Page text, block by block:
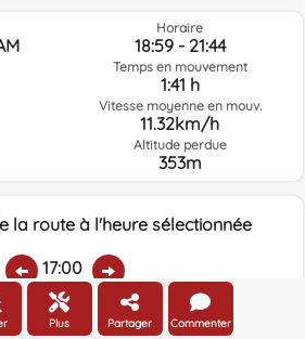
Horaire
18:59 - 21:44
Temps en mouvement
1:41 h
Vitesse moyenne en mouv.
11.32km/h
Altitude perdue
353m
la route à l'heure sélectionnée
17:00
relative: Vitesse vent: Direction vent:
Plus Partager Commenter